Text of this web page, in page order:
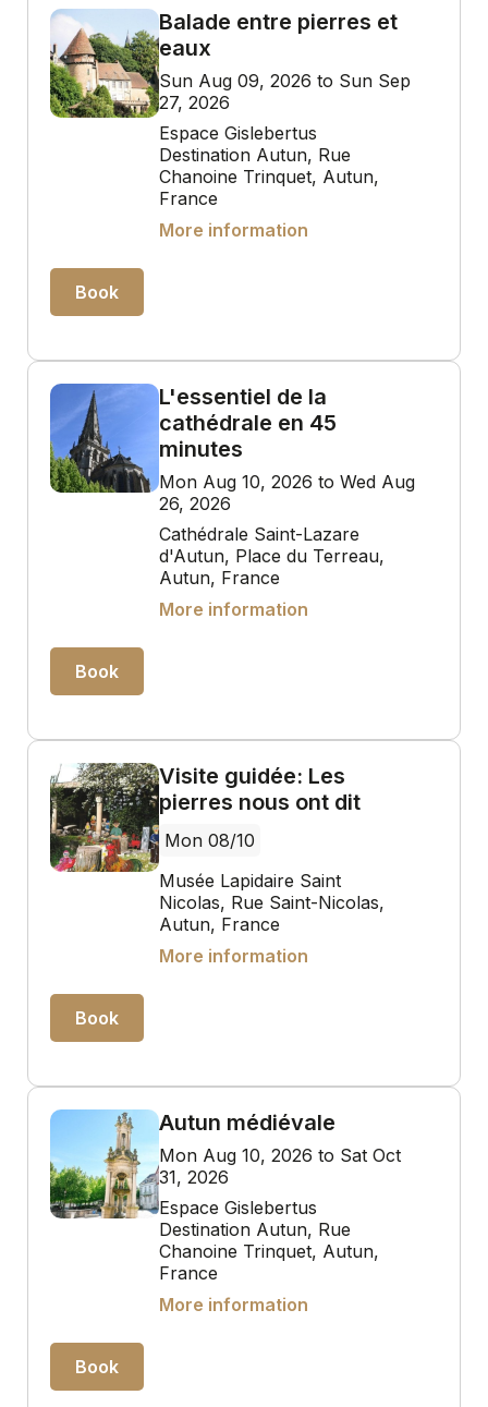
Balade entre pierres et
eaux
Sun Aug 09, 2026 to Sun Sep
27, 2026
Espace Gislebertus
Destination Autun, Rue
Chanoine Trinquet, Autun,
France
More information
Book
L'essentiel de la
cathédrale en 45
minutes
Mon Aug 10, 2026 to Wed Aug
26, 2026
Cathédrale Saint-Lazare
d'Autun, Place du Terreau,
Autun, France
More information
Book
Visite guidée: Les
pierres nous ont dit
Mon 08/10
Musée Lapidaire Saint
Nicolas, Rue Saint-Nicolas,
Autun, France
More information
Book
Autun médiévale
Mon Aug 10, 2026 to Sat Oct
31, 2026
Espace Gislebertus
Destination Autun, Rue
Chanoine Trinquet, Autun,
France
More information
Book